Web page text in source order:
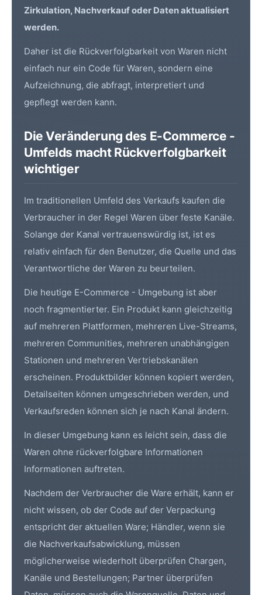
Zirkulation, Nachverkauf oder Daten aktualisiert
werden.
Daher ist die Rückverfolgbarkeit von Waren nicht
einfach nur ein Code für Waren, sondern eine
Aufzeichnung, die abfragt, interpretiert und
gepflegt werden kann.
Die Veränderung des E-Commerce -
Umfelds macht Rückverfolgbarkeit
wichtiger
Im traditionellen Umfeld des Verkaufs kaufen die
Verbraucher in der Regel Waren über feste Kanäle.
Solange der Kanal vertrauenswürdig ist, ist es
relativ einfach für den Benutzer, die Quelle und das
Verantwortliche der Waren zu beurteilen.
Die heutige E-Commerce - Umgebung ist aber
noch fragmentierter. Ein Produkt kann gleichzeitig
auf mehreren Plattformen, mehreren Live-Streams,
mehreren Communities, mehreren unabhängigen
Stationen und mehreren Vertriebskanälen
erscheinen. Produktbilder können kopiert werden,
Detailseiten können umgeschrieben werden, und
Verkaufsreden können sich je nach Kanal ändern.
In dieser Umgebung kann es leicht sein, dass die
Waren ohne rückverfolgbare Informationen
Informationen auftreten.
Nachdem der Verbraucher die Ware erhält, kann er
nicht wissen, ob der Code auf der Verpackung
entspricht der aktuellen Ware; Händler, wenn sie
die Nachverkaufsabwicklung, müssen
möglicherweise wiederholt überprüfen Chargen,
Kanäle und Bestellungen; Partner überprüfen